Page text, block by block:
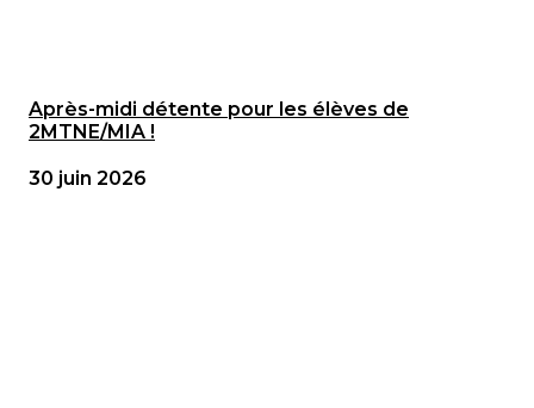
Après-midi détente pour les élèves de
2MTNE/MIA !
30 juin 2026